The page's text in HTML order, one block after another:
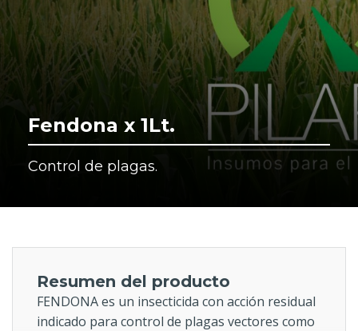
Fendona x 1Lt.
Control de plagas.
Resumen del producto
FENDONA es un insecticida con acción residual
indicado para control de plagas vectores como